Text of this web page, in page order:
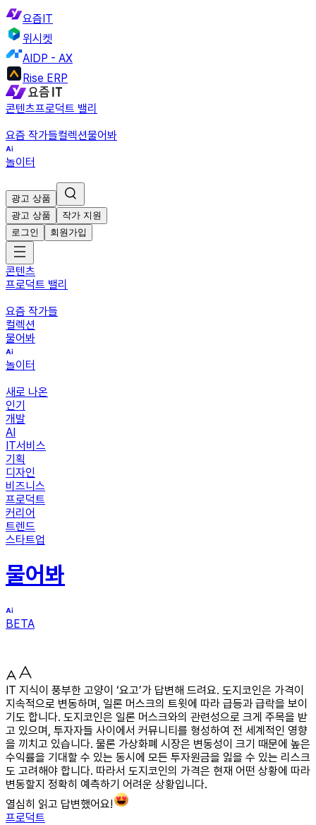
요즘IT
위시켓
AIDP - AX
Rise ERP
콘텐츠프로덕트 밸리
요즘 작가들컬렉션물어봐
놀이터
광고 상품
광고 상품
작가 지원
로그인
회원가입
콘텐츠
프로덕트 밸리
요즘 작가들
컬렉션
물어봐
놀이터
새로 나온
인기
개발
AI
IT서비스
기획
디자인
비즈니스
프로덕트
커리어
트렌드
스타트업
물어봐
BETA
IT 지식이 풍부한 고양이 ‘요고’가 답변해 드려요. 도지코인은 가격이
지속적으로 변동하며, 일론 머스크의 트윗에 따라 급등과 급락을 보이
기도 합니다. 도지코인은 일론 머스크와의 관련성으로 크게 주목을 받
고 있으며, 투자자들 사이에서 커뮤니티를 형성하여 전 세계적인 영향
을 끼치고 있습니다. 물론 가상화폐 시장은 변동성이 크기 때문에 높은
수익률을 기대할 수 있는 동시에 모든 투자원금을 잃을 수 있는 리스크
도 고려해야 합니다. 따라서 도지코인의 가격은 현재 어떤 상황에 따라
변동할지 정확히 예측하기 어려운 상황입니다.
열심히 읽고 답변했어요!
프로덕트